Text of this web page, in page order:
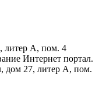
литер А, пом. 4
Интернет портал.
дом 27, литер А, пом.